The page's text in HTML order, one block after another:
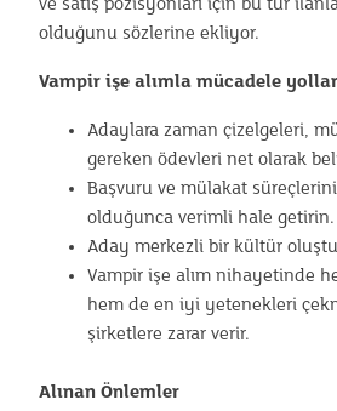
ve satış pozisyonları için bu tür
olduğunu sözlerine ekliyor.
Vampir işe alımla mücadele
Adaylara zaman çizelgeleri,
gereken ödevleri net olarak
Başvuru ve mülakat
olduğunca verimli hale getirin.
Aday merkezli bir kültür
Vampir işe alım nihayetinde
hem de en iyi yetenekleri
şirketlere zarar verir.
Alınan Önlemler